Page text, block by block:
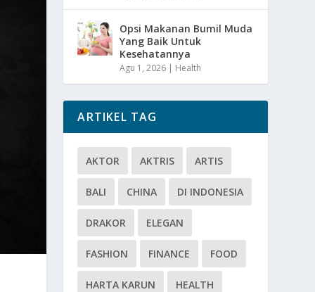
Opsi Makanan Bumil Muda
Yang Baik Untuk
Kesehatannya
Agu 1, 2026 | Health
ARTIKEL TAG
AKTOR AKTRIS ARTIS
BALI CHINA DI INDONESIA
DRAKOR ELEGAN
FASHION FINANCE FOOD
HARTA KARUN HEALTH